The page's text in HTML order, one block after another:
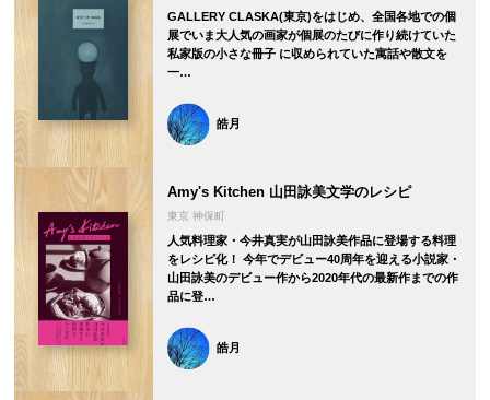
GALLERY CLASKA(東京)をはじめ、全国各地での個
展でいま大人気の画家が個展のたびに作り続けていた
私家版の小さな冊子 に収められていた寓話や散文を
一…
皓月
Amy's Kitchen 山田詠美文学のレシピ
東京 神保町
人気料理家・今井真実が山田詠美作品に登場する料理
をレシピ化！ 今年でデビュー40周年を迎える小説家・
山田詠美のデビュー作から2020年代の最新作までの作
品に登…
皓月